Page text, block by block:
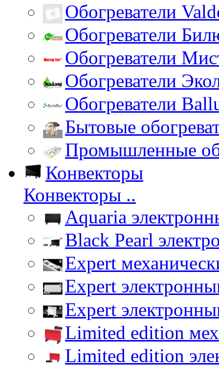
Обогреватели
Обогреватели
Обогреватели
Обогреватели
Обогреватели
Бытовые
Промышленные
Конвекторы
Конвекторы ..
Aquaria
Black Pearl
Expert
Expert
Expert
Limited edition
Limited edition